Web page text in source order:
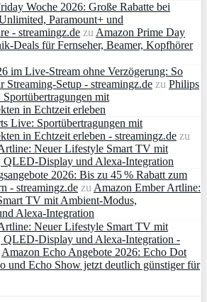
Woche 2026: Große Rabatte bei
Paramount+ und
- streamingz.de zuAmazon Prime Day
Deals für Fernseher, Beamer, Kopfhörer
im Live-Stream ohne Verzögerung: So
Streaming-Setup - streamingz.de zu Philips
mit
in Echtzeit erleben
Live: Sportübertragungen mit
in Echtzeit erleben - streamingz.de zu
Neuer Lifestyle Smart TV mit
QLED‑Display und Alexa‑Integration
2026: Bis zu 45 % Rabatt zum
- streamingz.de zuAmazon Ember Artline:
TV mit Ambient‑Modus,
Alexa‑Integration
Neuer Lifestyle Smart TV mit
QLED‑Display und Alexa‑Integration -
Amazon Echo Angebote 2026: Echo Dot
und Echo Show jetzt deutlich günstiger für